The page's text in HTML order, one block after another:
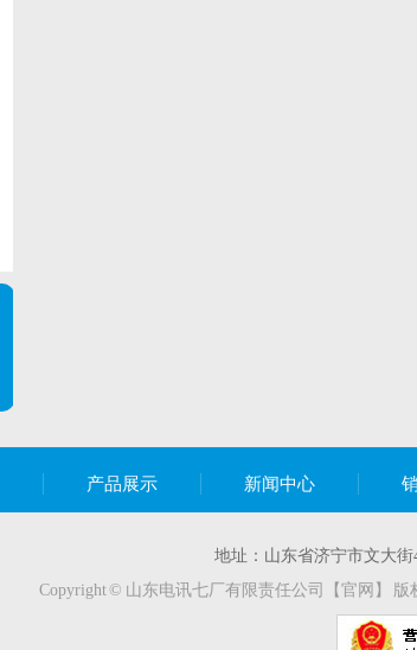
产品展示 新闻中心
地址：山东省济宁市文大
Copyright © 山东电讯七厂有限责任公司【官网】